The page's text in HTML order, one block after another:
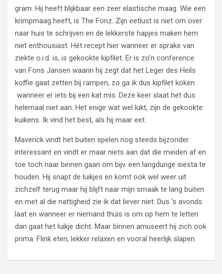
gram. Hij heeft blijkbaar een zeer elastische maag. Wie een
krimpmaag heeft, is The Fonz. Zijn eetlust is niet om over
naar huis te schrijven en de lekkerste hapjes maken hem
niet enthousiast. Hét recept hier wanneer er sprake van
ziekte o.i.d. is, is gekookte kipfilet. Er is zo’n conference
van Fons Jansen waarin hij zegt dat het Leger des Heils
koffie gaat zetten bij rampen, zo ga ik dus kipfilet koken
wanneer er iets bij een kat mis. Deze keer slaat het dus
helemaal niet aan. Het enige wat wel lukt, zijn de gekookte
kuikens. Ik vind het best, als hij maar eet.
Maverick vindt het buiten spelen nog steeds bijzonder
interessant en vindt er maar niets aan dat die meiden af en
toe toch naar binnen gaan om bijv. een langdurige siësta te
houden. Hij snapt de luikjes en komt ook wel weer uit
zichzelf terug maar hij blijft naar mijn smaak te lang buiten
en met al die nattigheid zie ik dat liever niet. Dus ‘s avonds
laat en wanneer er niemand thuis is om op hem te letten
dan gaat het luikje dicht. Maar binnen amuseert hij zich ook
prima. Flink eten, lekker relaxen en vooral heerlijk slapen.